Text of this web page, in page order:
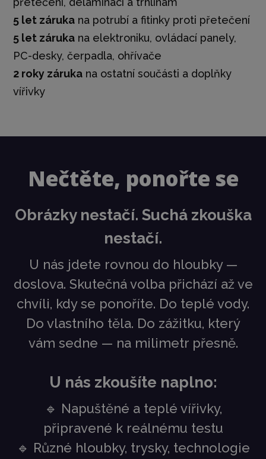
5 let záruka na potrubí a fitinky proti přetečení
5 let záruka na elektroniku, ovládací panely,
PC-desky, čerpadla, ohřívače
2 roky záruka na ostatní součásti a doplňky
vířivky
Nečtěte, ponořte se
Obrázky nestačí. Suchá zkouška
nestačí.
U nás jdete rovnou do hloubky —
doslova. Skutečná volba přichází až ve
chvíli, kdy se ponoříte. Do teplé vody.
Do vlastního těla. Do zážitku, který
vám sedne — na milimetr přesně.
U nás zkoušíte naplno:
🔹 Napuštěné a teplé vířivky,
připravené k reálnému testu
🔹 Různé hloubky, trysky, technologie